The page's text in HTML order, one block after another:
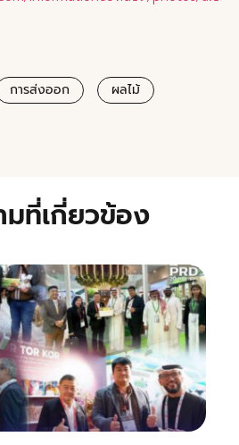
การส่งออก
ผลไม้
ที่เกี่ยวข้อง